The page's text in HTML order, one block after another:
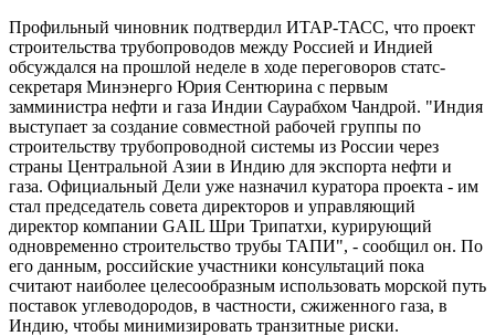
Профильный чиновник подтвердил ИТАР-ТАСС, что проект
строительства трубопроводов между Россией и Индией
обсуждался на прошлой неделе в ходе переговоров статс-
секретаря Минэнерго Юрия Сентюрина с первым
замминистра нефти и газа Индии Cаурабхом Чандрой. "Индия
выступает за создание совместной рабочей группы по
строительству трубопроводной системы из России через
страны Центральной Азии в Индию для экспорта нефти и
газа. Официальный Дели уже назначил куратора проекта - им
стал председатель совета директоров и управляющий
директор компании GAIL Шри Трипатхи, курирующий
одновременно строительство трубы ТАПИ", - сообщил он. По
его данным, российские участники консультаций пока
считают наиболее целесообразным использовать морской путь
поставок углеводородов, в частности, сжиженного газа, в
Индию, чтобы минимизировать транзитные риски.